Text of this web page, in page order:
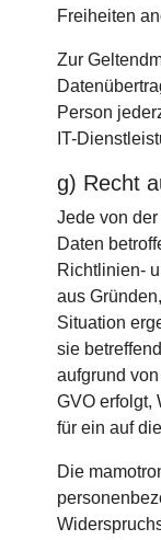
Freiheiten
Zur
Person
IT-
g) Recht
Jede von
Daten
Richtlinien-
aus
Situation
sie
aufgrund
GVO erfolgt,
für ein auf
Die